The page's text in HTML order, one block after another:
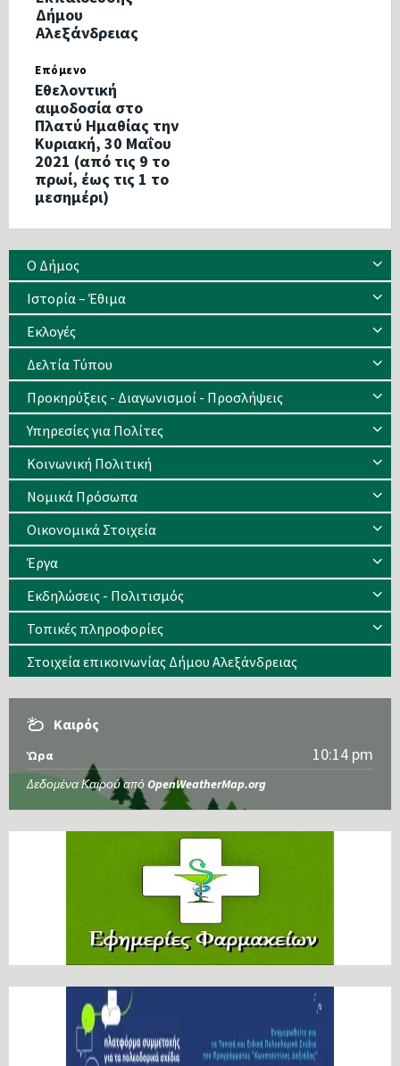
Δήμου
Αλεξάνδρειας
Επόμενο
Εθελοντική
αιμοδοσία στο
Πλατύ Ημαθίας την
Κυριακή, 30 Μαΐου
2021 (από τις 9 το
πρωί, έως τις 1 το
μεσημέρι)
Ο Δήμος
Ιστορία – Έθιμα
Eκλογές
Δελτία Τύπου
Προκηρύξεις - Διαγωνισμοί - Προσλήψεις
Υπηρεσίες για Πολίτες
Κοινωνική Πολιτική
Νομικά Πρόσωπα
Οικονομικά Στοιχεία
Έργα
Εκδηλώσεις - Πολιτισμός
Τοπικές πληροφορίες
Στοιχεία επικοινωνίας Δήμου Αλεξάνδρειας
Καιρός
Ώρα 10:14 pm
Δεδομένα Καιρού από OpenWeatherMap.org